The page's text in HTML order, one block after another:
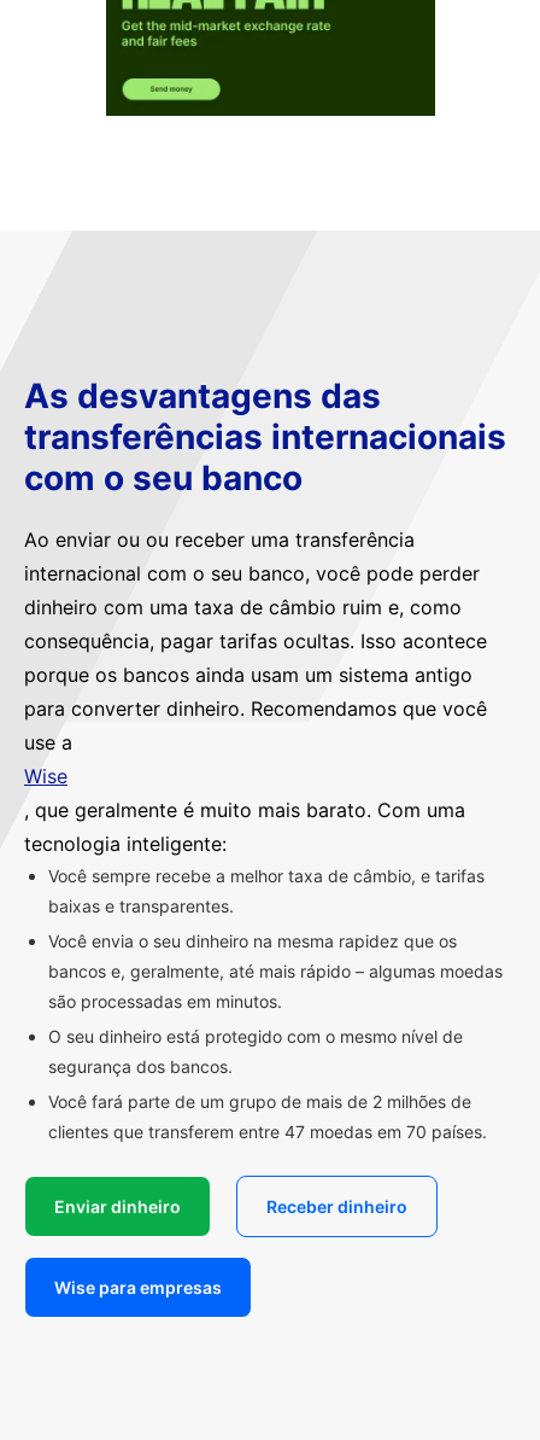
As desvantagens das
transferências internacionais
com o seu banco
Ao enviar ou ou receber uma transferência
internacional com o seu banco, você pode perder
dinheiro com uma taxa de câmbio ruim e, como
consequência, pagar tarifas ocultas. Isso acontece
porque os bancos ainda usam um sistema antigo
para converter dinheiro. Recomendamos que você
use a
Wise
, que geralmente é muito mais barato. Com uma
tecnologia inteligente:
Você sempre recebe a melhor taxa de câmbio, e tarifas
baixas e transparentes.
Você envia o seu dinheiro na mesma rapidez que os
bancos e, geralmente, até mais rápido – algumas moedas
são processadas em minutos.
O seu dinheiro está protegido com o mesmo nível de
segurança dos bancos.
Você fará parte de um grupo de mais de 2 milhões de
clientes que transferem entre 47 moedas em 70 países.
Enviar dinheiro Receber dinheiro
Wise para empresas